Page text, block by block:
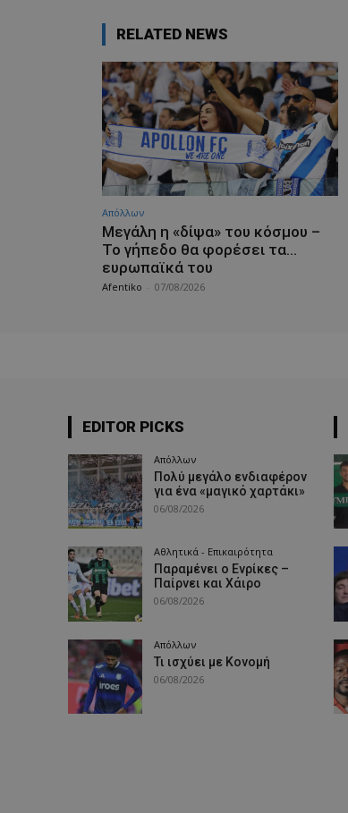
RELATED NEWS
Απόλλων
Μεγάλη η «δίψα» του κόσμου –
Το γήπεδο θα φορέσει τα…
ευρωπαϊκά του
Afentiko 07/08/2026
EDITOR PICKS
Απόλλων
Πολύ μεγάλο ενδιαφέρον
για ένα «μαγικό χαρτάκι»
06/08/2026
Αθλητικά - Επικαιρότητα
Παραμένει ο Ενρίκες –
Παίρνει και Χάιρο
06/08/2026
Απόλλων
Τι ισχύει με Κονομή
06/08/2026